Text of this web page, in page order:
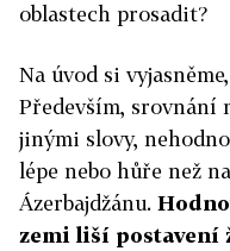
oblastech prosadit?
Na úvod si
Především, srovnání
jinými slovy,
lépe nebo hůře než
Ázerbajdžánu.
zemi liší postavení